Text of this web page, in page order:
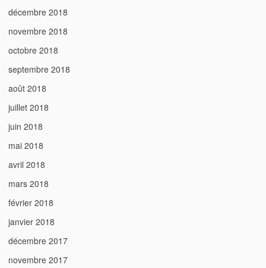
décembre 2018
novembre 2018
octobre 2018
septembre 2018
août 2018
juillet 2018
juin 2018
mai 2018
avril 2018
mars 2018
février 2018
janvier 2018
décembre 2017
novembre 2017